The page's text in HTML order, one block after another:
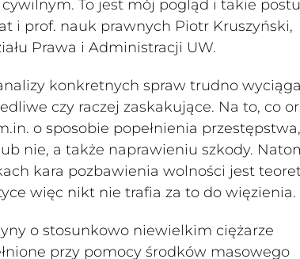
To jest mój pogląd i takie
i prof. nauk prawnych Piotr Kruszyński,
Prawa i Administracji UW.
konkretnych spraw trudno
czy raczej zaskakujące. Na to, co
o sposobie popełnienia przestępstwa,
nie, a także naprawieniu szkody.
kara pozbawienia wolności jest
więc nikt nie trafia za to do więzienia.
o stosunkowo niewielkim ciężarze
przy pomocy środków masowego